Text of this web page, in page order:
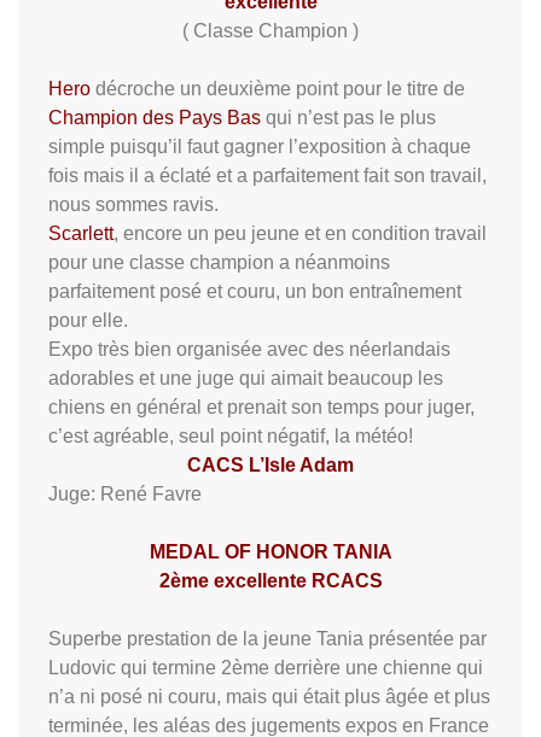
( Classe Champion )
Hero décroche un deuxième point pour le titre de
Champion des Pays Bas qui n’est pas le plus
simple puisqu’il faut gagner l’exposition à chaque
fois mais il a éclaté et a parfaitement fait son travail,
nous sommes ravis.
Scarlett, encore un peu jeune et en condition travail
pour une classe champion a néanmoins
parfaitement posé et couru, un bon entraînement
pour elle.
Expo très bien organisée avec des néerlandais
adorables et une juge qui aimait beaucoup les
chiens en général et prenait son temps pour juger,
c’est agréable, seul point négatif, la météo!
CACS L’Isle Adam
Juge: René Favre
MEDAL OF HONOR TANIA
2ème excellente RCACS
Superbe prestation de la jeune Tania présentée par
Ludovic qui termine 2ème derrière une chienne qui
n’a ni posé ni couru, mais qui était plus âgée et plus
terminée, les aléas des jugements expos en France